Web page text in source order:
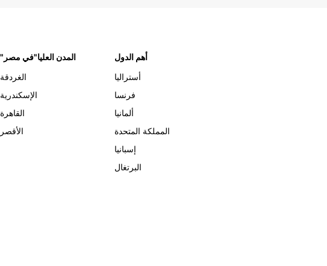
"المدن العليا"في مصر
الغردقة
الإسكندرية
القاهرة
الأقصر
أهم الدول
أستراليا
فرنسا
ألمانيا
المملكة المتحدة
إسبانيا
البرتغال